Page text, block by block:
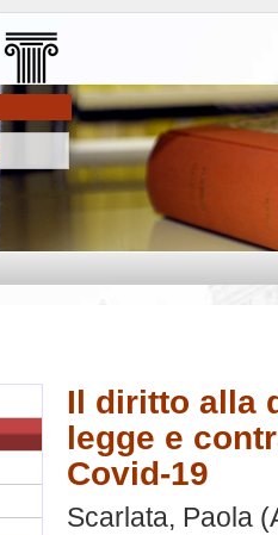
Il diritto alla
legge e
Covid-19
Scarlata, Paola